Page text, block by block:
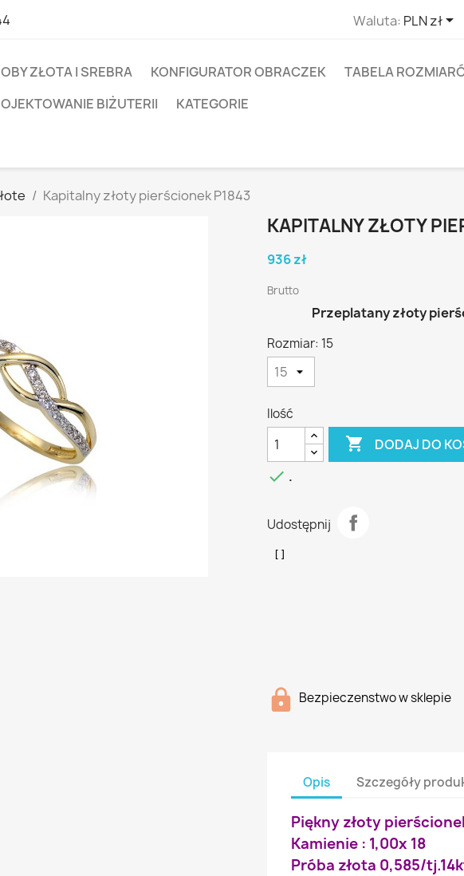
Waluta: PLN zł
ZŁOTA I SREBRA KONFIGURATOR OBRACZEK
TABELA
BIŻUTERII
KATEGORIE
Kapitalny złoty pierścionek P1843
KAPITALNY ZŁOTY
936 zł
Brutto
Przeplatany złoty
Rozmiar: 15
Ilość
 DODAJ DO
 .
Udostępnij
Bezpieczenstwo w sklepie
Opis Szczegóły
Piękny złoty
Kamienie : 1,00x 18
Próba złota 0,585/